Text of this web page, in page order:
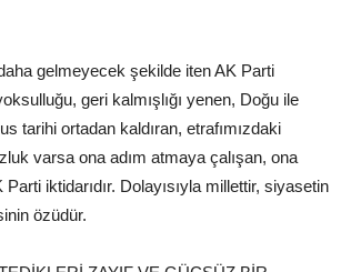
gelmeyecek şekilde iten AK Parti
geri kalmışlığı yenen, Doğu ile
tarihi ortadan kaldıran, etrafımızdaki
varsa ona adım atmaya çalışan, ona
iktidarıdır. Dolayısıyla millettir, siyasetin
özüdür.